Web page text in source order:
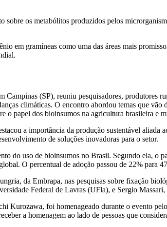
os metabólitos produzidos pelos
em gramíneas como uma das áreas mais
Campinas (SP), reuniu pesquisadores, produtores
climáticas. O encontro abordou temas que
o papel dos bioinsumos na agricultura brasileira e
a importância da produção sustentável aliada
de soluções inovadoras para o setor.
do uso de bioinsumos no Brasil. Segundo ela, o
O percentual de adoção passou de 22% para
da Embrapa, nas pesquisas sobre fixação
Federal de Lavras (UFla), e Sergio
foi homenageado durante o evento
a homenagem ao lado de pessoas que